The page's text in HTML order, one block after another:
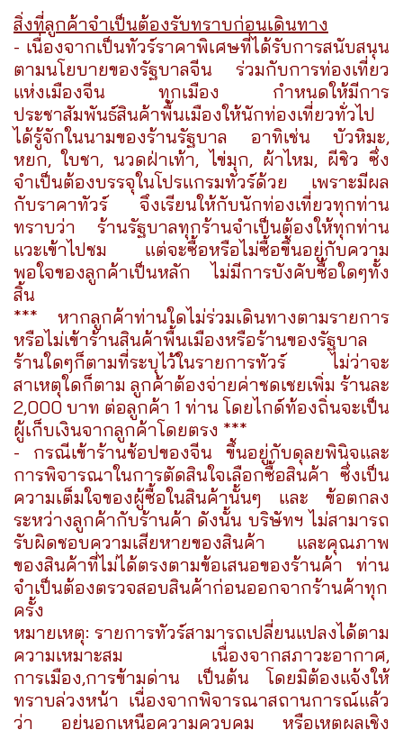
สิ่งที่ลูกค้าจำเป็นต้องรับทราบก่อนเดินทาง
- เนื่องจากเป็นทัวร์ราคาพิเศษที่ได้รับการสนับสนุน
ตามนโยบายของรัฐบาลจีน ร่วมกับการท่องเที่ยว
แห่งเมืองจีน ทุกเมือง กำหนดให้มีการ
ประชาสัมพันธ์สินค้าพื้นเมืองให้นักท่องเที่ยวทั่วไป
ได้รู้จักในนามของร้านรัฐบาล อาทิเช่น บัวหิมะ,
หยก, ใบชา, นวดฝ่าเท้า, ไข่มุก, ผ้าไหม, ผีชิว ซึ่ง
จำเป็นต้องบรรจุในโปรแกรมทัวร์ด้วย เพราะมีผล
กับราคาทัวร์ จึงเรียนให้กับนักท่องเที่ยวทุกท่าน
ทราบว่า ร้านรัฐบาลทุกร้านจำเป็นต้องให้ทุกท่าน
แวะเข้าไปชม แต่จะซื้อหรือไม่ซื้อขึ้นอยู่กับความ
พอใจของลูกค้าเป็นหลัก ไม่มีการบังคับซื้อใดๆทั้ง
สิ้น
*** หากลูกค้าท่านใดไม่ร่วมเดินทางตามรายการ
หรือไม่เข้าร้านสินค้าพื้นเมืองหรือร้านของรัฐบาล
ร้านใดๆก็ตามที่ระบุไว้ในรายการทัวร์ ไม่ว่าจะ
สาเหตุใดก็ตาม ลูกค้าต้องจ่ายค่าชดเชยเพิ่ม ร้านละ
2,000 บาท ต่อลูกค้า 1 ท่าน โดยไกด์ท้องถิ่นจะเป็น
ผู้เก็บเงินจากลูกค้าโดยตรง ***
- กรณีเข้าร้านช้อปของจีน ขึ้นอยู่กับดุลยพินิจและ
การพิจารณาในการตัดสินใจเลือกซื้อสินค้า ซึ่งเป็น
ความเต็มใจของผู้ซื้อในสินค้านั้นๆ และ ข้อตกลง
ระหว่างลูกค้ากับร้านค้า ดังนั้น บริษัทฯ ไม่สามารถ
รับผิดชอบความเสียหายของสินค้า และคุณภาพ
ของสินค้าที่ไม่ได้ตรงตามข้อเสนอของร้านค้า ท่าน
จำเป็นต้องตรวจสอบสินค้าก่อนออกจากร้านค้าทุก
ครั้ง
หมายเหตุ: รายการทัวร์สามารถเปลี่ยนแปลงได้ตาม
ความเหมาะสม เนื่องจากสภาวะอากาศ,
การเมือง,การข้ามด่าน เป็นต้น โดยมิต้องแจ้งให้
ทราบล่วงหน้า เนื่องจากพิจารณาสถานการณ์แล้ว
ว่า อยู่นอกเหนือความควบคุม หรือเหตุผลเชิง